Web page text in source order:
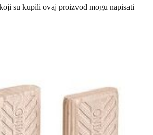
su kupili ovaj proizvod mogu napisati